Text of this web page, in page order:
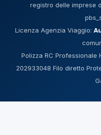
registro delle imprese
Licenza Agenzia Viaggio:
Polizza RC Professionale
202933048 Filo diretto